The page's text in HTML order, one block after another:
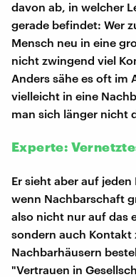
davon ab, in welcher
gerade befindet: Wer
Mensch neu in eine
nicht zwingend viel
Anders sähe es oft im
vielleicht in eine
man sich länger nicht
Experte:
Er sieht aber auf
wenn Nachbarschaft
also nicht nur auf das
sondern auch Kontakt
Nachbarhäusern
"Vertrauen in